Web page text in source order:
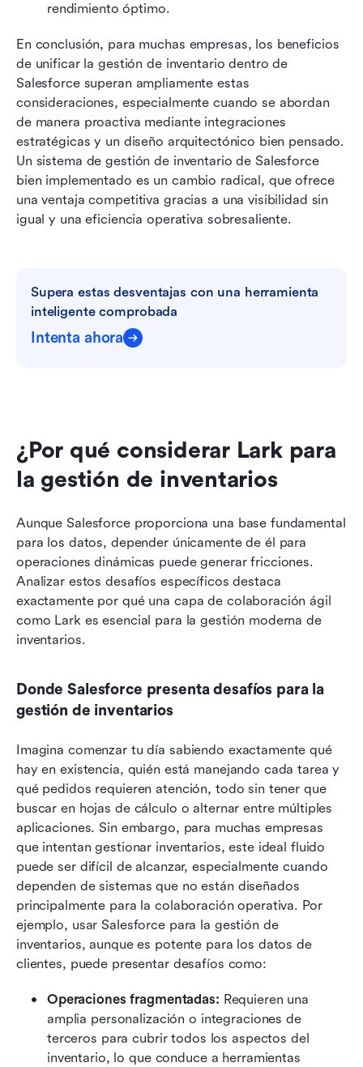
rendimiento óptimo.
En conclusión, para muchas empresas, los beneficios
de unificar la gestión de inventario dentro de
Salesforce superan ampliamente estas
consideraciones, especialmente cuando se abordan
de manera proactiva mediante integraciones
estratégicas y un diseño arquitectónico bien pensado.
Un sistema de gestión de inventario de Salesforce
bien implementado es un cambio radical, que ofrece
una ventaja competitiva gracias a una visibilidad sin
igual y una eficiencia operativa sobresaliente.
Supera estas desventajas con una herramienta
inteligente comprobada
Intenta ahora
¿Por qué considerar Lark para
la gestión de inventarios
Aunque Salesforce proporciona una base fundamental
para los datos, depender únicamente de él para
operaciones dinámicas puede generar fricciones.
Analizar estos desafíos específicos destaca
exactamente por qué una capa de colaboración ágil
como Lark es esencial para la gestión moderna de
inventarios.
Donde Salesforce presenta desafíos para la
gestión de inventarios
Imagina comenzar tu día sabiendo exactamente qué
hay en existencia, quién está manejando cada tarea y
qué pedidos requieren atención, todo sin tener que
buscar en hojas de cálculo o alternar entre múltiples
aplicaciones. Sin embargo, para muchas empresas
que intentan gestionar inventarios, este ideal fluido
puede ser difícil de alcanzar, especialmente cuando
dependen de sistemas que no están diseñados
principalmente para la colaboración operativa. Por
ejemplo, usar Salesforce para la gestión de
inventarios, aunque es potente para los datos de
clientes, puede presentar desafíos como:
Operaciones fragmentadas: Requieren una
amplia personalización o integraciones de
terceros para cubrir todos los aspectos del
inventario, lo que conduce a herramientas